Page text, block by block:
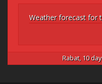
Weather forecast for
Rabat, 10